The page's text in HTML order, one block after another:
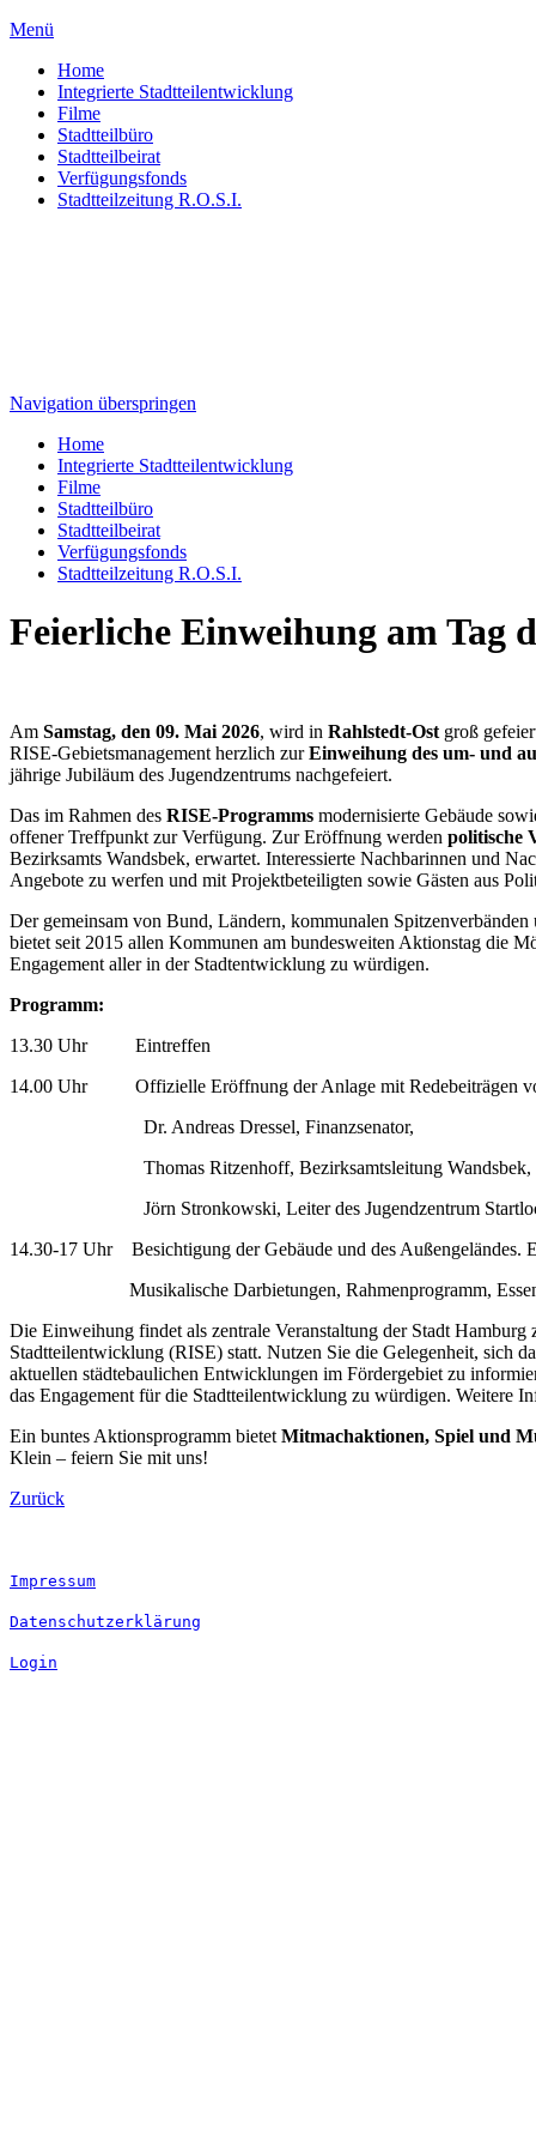
Menü
Home
Integrierte Stadtteilentwicklung
Filme
Stadtteilbüro
Stadtteilbeirat
Verfügungsfonds
Stadtteilzeitung R.O.S.I.
Navigation überspringen
Home
Integrierte Stadtteilentwicklung
Filme
Stadtteilbüro
Stadtteilbeirat
Verfügungsfonds
Stadtteilzeitung R.O.S.I.
Feierliche Einweihung am Tag
Am Samstag, den 09. Mai 2026, wird in Rahlstedt-Ost groß
RISE-Gebietsmanagement herzlich zurEinweihung des um- und
jährige Jubiläum des Jugendzentrums nachgefeiert.
Das im Rahmen des RISE-Programms modernisierte Gebäude
offener Treffpunkt zur Verfügung. Zur Eröffnung werden politische
Bezirksamts Wandsbek, erwartet. Interessierte Nachbarinnen und
Angebote zu werfen und mit Projektbeteiligten sowie Gästen aus
Der gemeinsam von Bund, Ländern, kommunalen
bietet seit 2015 allen Kommunen am bundesweiten Aktionstag die
Engagement aller in der Stadtentwicklung zu würdigen.
Programm:
13.30 Uhr Eintreffen
14.00 Uhr Offizielle Eröffnung der Anlage mit Redebeiträgen
Dr. Andreas Dressel, Finanzsenator,
Thomas Ritzenhoff, Bezirksamtsleitung Wandsbek,
Jörn Stronkowski, Leiter des Jugendzentrum
14.30-17 Uhr Besichtigung der Gebäude und des Außengeländes.
Musikalische Darbietungen, Rahmenprogramm, Essen
Die Einweihung findet als zentrale Veranstaltung der Stadt
Stadtteilentwicklung (RISE) statt. Nutzen Sie die Gelegenheit, sich
aktuellen städtebaulichen Entwicklungen im Fördergebiet zu
das Engagement für die Stadtteilentwicklung zu würdigen. Weitere
Ein buntes Aktionsprogramm bietet Mitmachaktionen, Spiel und
Klein – feiern Sie mit uns!
Zurück
Impressum
Datenschutzerklärung
Login